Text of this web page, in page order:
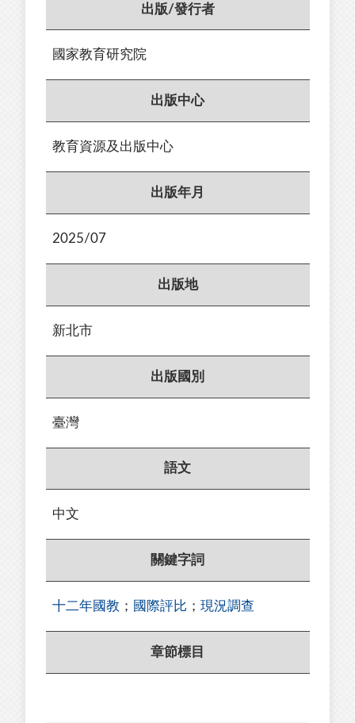
出版/發行者
國家教育研究院
出版中心
教育資源及出版中心
出版年月
2025/07
出版地
新北市
出版國別
臺灣
語文
中文
關鍵字詞
十二年國教 ； 國際評比 ； 現況調查
章節標目